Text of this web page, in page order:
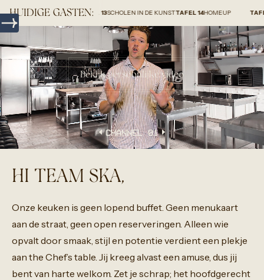
HUIDIGE GASTEN:
TAFEL 12 SPROETTAFEL 13SCHOLEN IN DE KUNSTTAFEL 14HOMEUP TAFEL 1
Bekijk persoonlijke video
CHANNEL 01
HI TEAM SKA,
Onze keuken is geen lopend buffet. Geen menukaart
aan de straat, geen open reserveringen. Alleen wie
opvaltdoorsmaak, stijl en potentie verdienteen plekje
aan the Chef’s table. Jij kreeg alvasteen amuse, dus jij
bentvan harte welkom. Zet je schrap; het hoofdgerecht